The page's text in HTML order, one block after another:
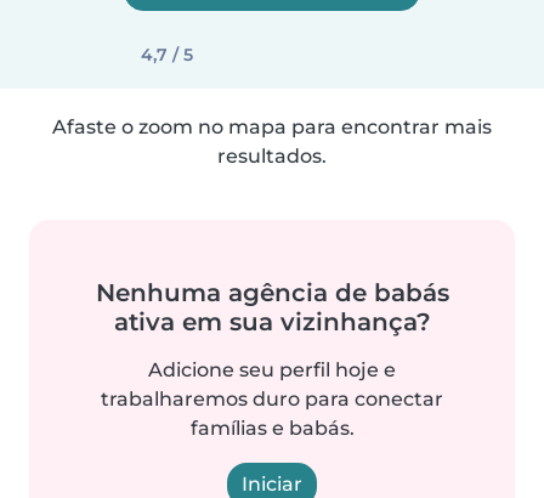
4,7 / 5
Afaste o zoom no mapa para encontrar mais
resultados.
Nenhuma agência de babás
ativa em sua vizinhança?
Adicione seu perfil hoje e
trabalharemos duro para conectar
famílias e babás.
Iniciar